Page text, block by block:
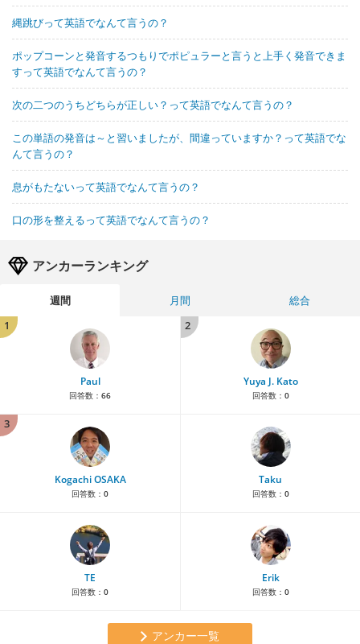
縄跳びって英語でなんて言うの？
ポップコーンと発音するつもりでポピュラーと言うと上手く発音できま
すって英語でなんて言うの？
次の二つのうちどちらが正しい？って英語でなんて言うの？
この単語の発音は～と習いましたが、間違っていますか？って英語でな
んて言うの？
息がもたないって英語でなんて言うの？
口の形を整えるって英語でなんて言うの？
アンカーランキング
週間 月間
総合
1
Paul
回答数： 66
2
Yuya J. Kato
回答数： 0
3
Kogachi OSAKA
回答数： 0
Taku
回答数： 0
TE
回答数： 0
Erik
回答数： 0
アンカー一覧